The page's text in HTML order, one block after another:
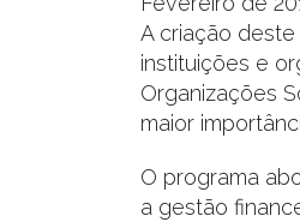
A criação
instituições e
Organizações
maior
O programa
a gestão